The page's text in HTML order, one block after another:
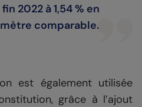
2022 à 1,54 % en
comparable.
est également utilisée
grâce à l’ajout